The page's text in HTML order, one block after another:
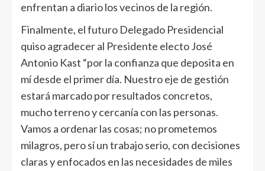
enfrentan a diario los vecinos de la región.
Finalmente, el futuro Delegado Presidencial
quiso agradecer al Presidente electo José
Antonio Kast “por la confianza que deposita en
mí desde el primer día. Nuestro eje de gestión
estará marcado por resultados concretos,
mucho terreno y cercanía con las personas.
Vamos a ordenar las cosas; no prometemos
milagros, pero sí un trabajo serio, con decisiones
claras y enfocados en las necesidades de miles